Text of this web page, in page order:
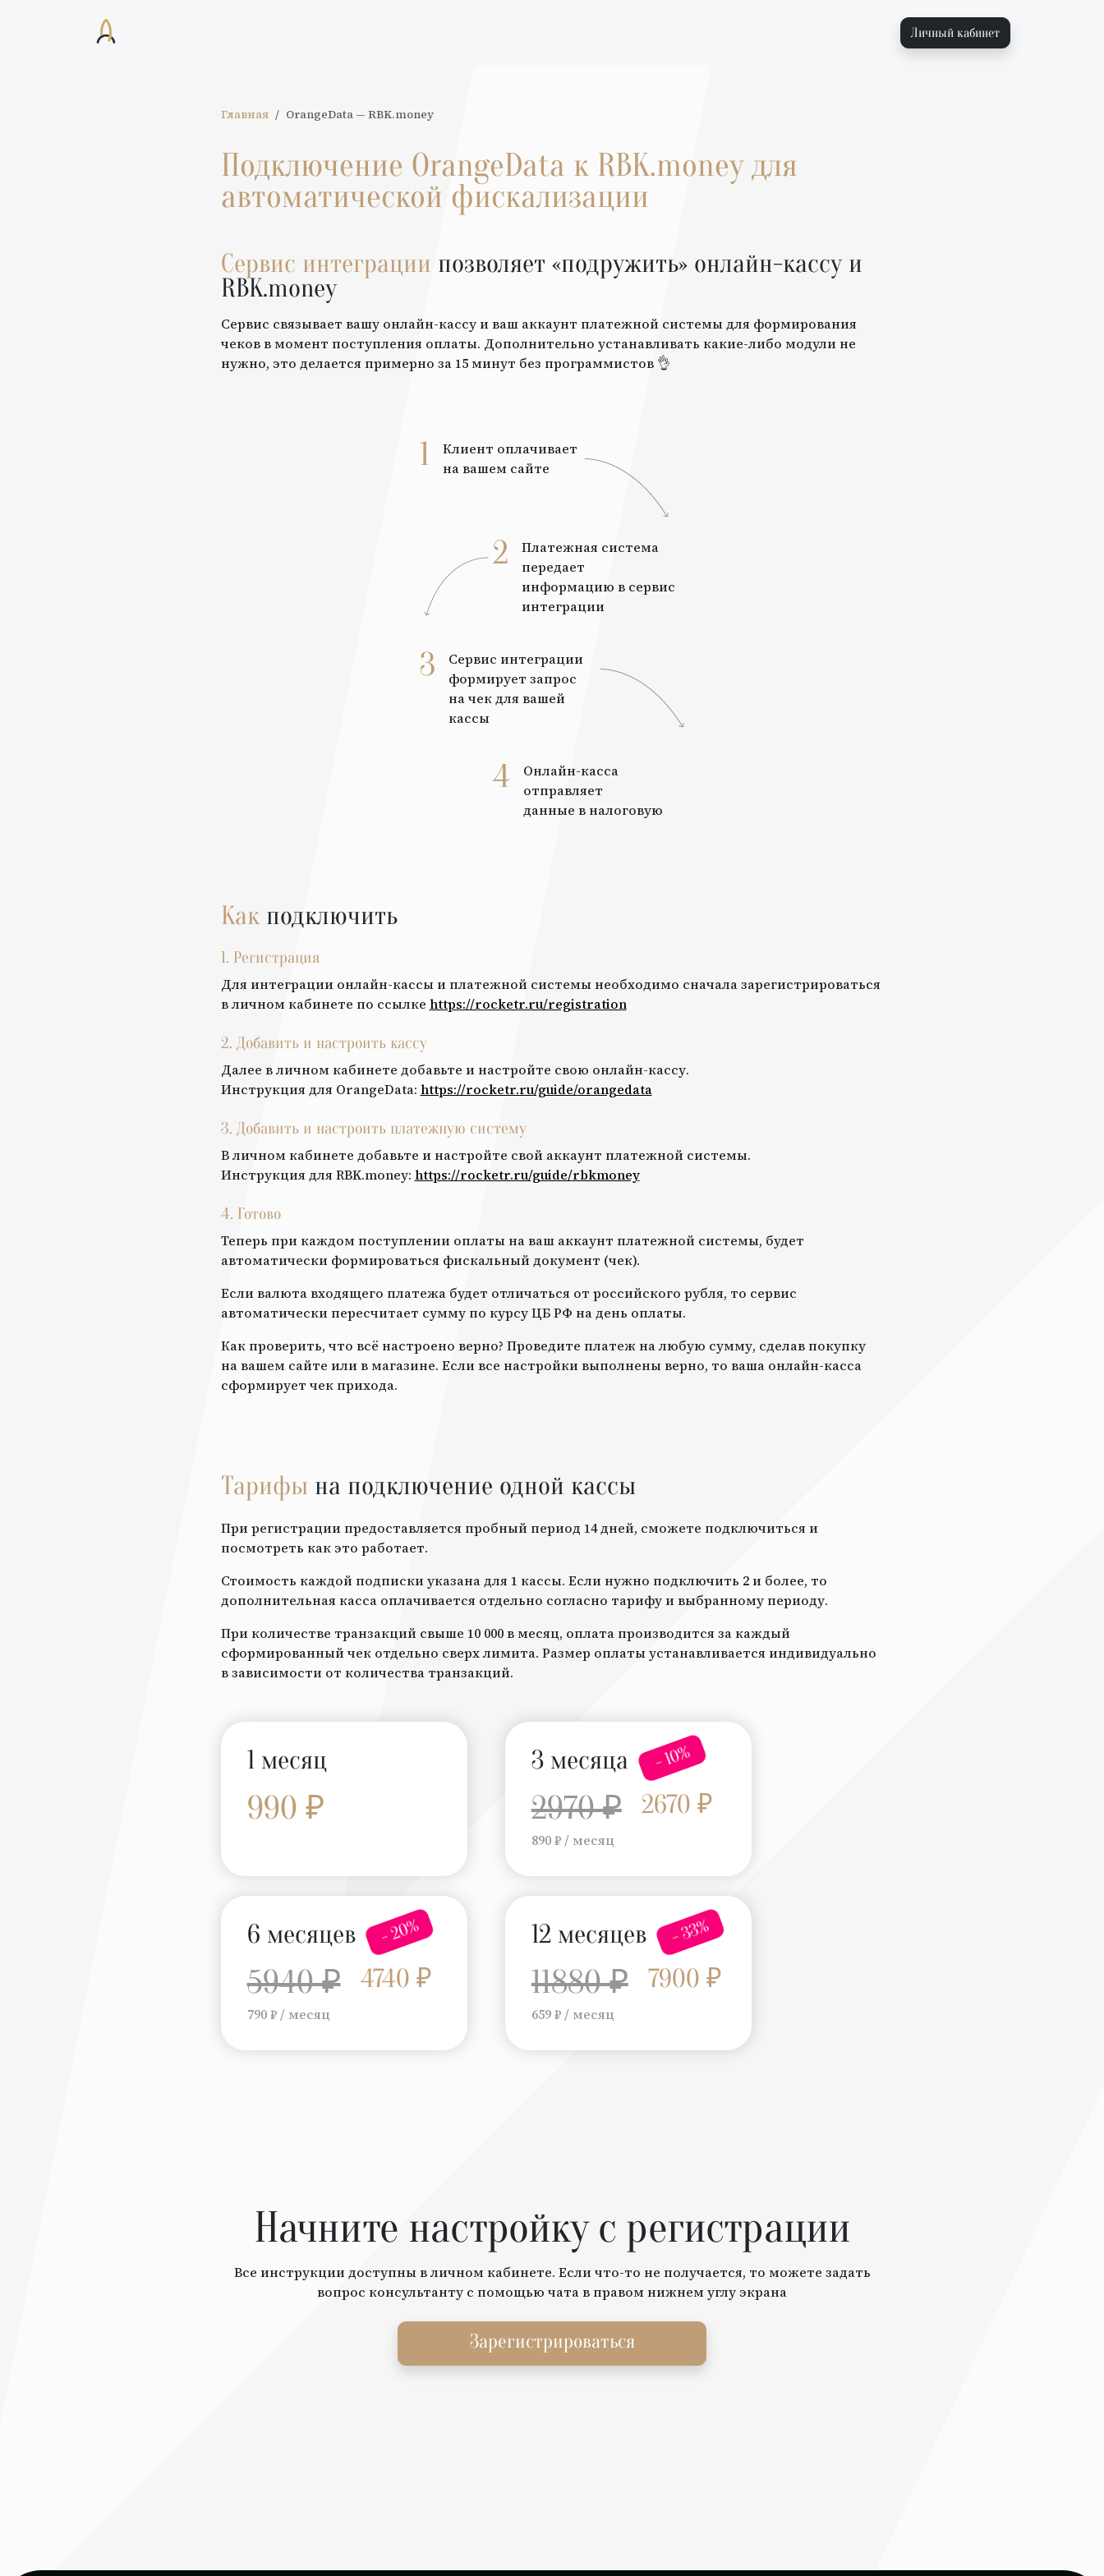
Личный кабинет
Главная OrangeData— RBK.money
Подключение OrangeData к RBK.moneyдля
автоматической фискализации
Сервис интеграции позволяет «подружить» онлайн-кассу и
RBK.money
Сервис связывает вашу онлайн-кассу и ваш аккаунт платежной системы для формирования
чеков в момент поступления оплаты. Дополнительно устанавливать какие-либо модули не
нужно, это делается примерно за 15 минут без программистов 👌
1
Клиент оплачивает
на вашем сайте
2
Платежная система
передает
информацию в сервис
интеграции
3
Сервис интеграции
формирует запрос
на чек для вашей
кассы
4
Онлайн-касса
отправляет
данные в налоговую
Какподключить
1. Регистрация
Для интеграции онлайн-кассы и платежной системы необходимо сначала зарегистрироваться
в личном кабинете по ссылке https://rocketr.ru/registration
2. Добавить и настроить кассу
Далее в личном кабинете добавьте и настройте свою онлайн-кассу.
Инструкция для OrangeData: https://rocketr.ru/guide/orangedata
3. Добавить и настроить платежную систему
В личном кабинете добавьте и настройте свой аккаунт платежной системы.
Инструкция дляRBK.money: https://rocketr.ru/guide/rbkmoney
4. Готово
Теперь при каждом поступлении оплаты на ваш аккаунт платежной системы, будет
автоматически формироваться фискальный документ (чек).
Если валюта входящего платежа будет отличаться от российского рубля, то сервис
автоматически пересчитает сумму по курсу ЦБ РФ на день оплаты.
Как проверить, что всё настроено верно? Проведите платеж на любую сумму, сделав покупку
на вашем сайте или в магазине. Если все настройки выполнены верно, то ваша онлайн-касса
сформирует чек прихода.
Тарифы на подключение одной кассы
При регистрации предоставляется пробный период 14 дней, сможете подключиться и
посмотреть как это работает.
Стоимость каждой подписки указана для 1 кассы. Если нужно подключить 2 и более, то
дополнительная касса оплачивается отдельно согласно тарифу и выбранному периоду.
При количестве транзакций свыше 10 000 в месяц, оплата производится за каждый
сформированный чек отдельно сверх лимита. Размер оплаты устанавливается индивидуально
в зависимости от количества транзакций.
1 месяц
990 ₽
3 месяца - 10%
2970 ₽ 2670 ₽
890 ₽ / месяц
6 месяцев - 20%
5940 ₽ 4740 ₽
790 ₽ / месяц
12 месяцев - 33%
11880 ₽ 7900 ₽
659 ₽ / месяц
Начните настройку с регистрации
Все инструкции доступны в личном кабинете. Если что-то не получается, то можете задать
вопрос консультанту с помощью чата в правом нижнем углу экрана
Зарегистрироваться